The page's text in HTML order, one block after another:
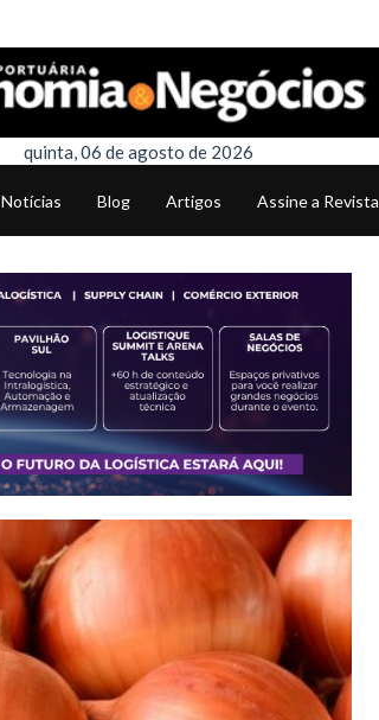
quinta, 06 de agosto de 2026
Notícias Blog Artigos Assine a Revista